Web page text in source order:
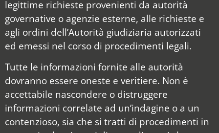
legittime richieste provenienti da autorità
governative o agenzie esterne, alle richieste e
agli ordini dell’Autorità giudiziaria autorizzati
ed emessi nel corso di procedimenti legali.
Tutte le informazioni fornite alle autorità
dovranno essere oneste e veritiere. Non è
accettabile nascondere o distruggere
informazioni correlate ad un’indagine o a un
contenzioso, sia che si tratti di procedimenti in